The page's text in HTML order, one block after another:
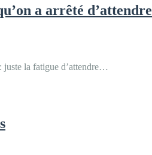
a arrêté d’attendre
juste la fatigue d’attendre…